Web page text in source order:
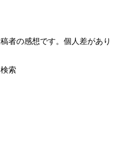
者の感想です。個人差があり
索